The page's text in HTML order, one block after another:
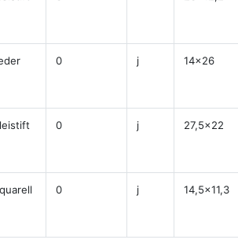
0 j
14x26
0 j
27,5x22
0 j
14,5x11,3